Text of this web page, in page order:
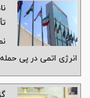
انرژی اتمی در پی